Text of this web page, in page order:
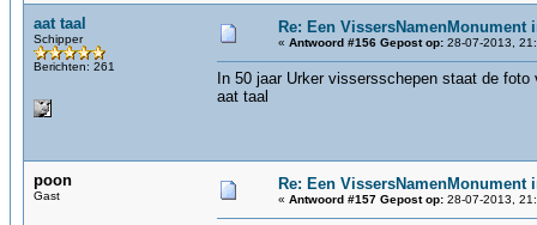
aat taal
Schipper
Berichten: 261
Re: Een VissersNamenMonument
« Antwoord #156 Gepost op: 28-07-2013,
In 50 jaar Urker vissersschepen staat de
aat taal
poon
Gast
Re: Een VissersNamenMonument
« Antwoord #157 Gepost op: 28-07-2013,